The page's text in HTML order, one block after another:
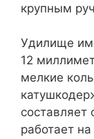
крупным
Удилище
12
мелкие
работает